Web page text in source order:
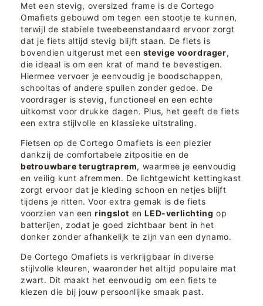
Met een stevig, oversized frame is de Cortego
Omafiets gebouwd om tegen een stootje te kunnen,
terwijl de stabiele tweebeenstandaard ervoor zorgt
dat je fiets altijd stevig blijft staan. De fiets is
bovendien uitgerust met een stevige voordrager,
die ideaal is om een krat of mand te bevestigen.
Hiermee vervoer je eenvoudig je boodschappen,
schooltas of andere spullen zonder gedoe. De
voordrager is stevig, functioneel en een echte
uitkomst voor drukke dagen. Plus, het geeft de fiets
een extra stijlvolle en klassieke uitstraling.
Fietsen op de Cortego Omafiets is een plezier
dankzij de comfortabele zitpositie en de
betrouwbare terugtraprem, waarmee je eenvoudig
en veilig kunt afremmen. De lichtgewicht kettingkast
zorgt ervoor dat je kleding schoon en netjes blijft
tijdens je ritten. Voor extra gemak is de fiets
voorzien van eenringslot enLED-verlichting op
batterijen, zodat je goed zichtbaar bent in het
donker zonder afhankelijk te zijn van een dynamo.
De Cortego Omafiets is verkrijgbaar in diverse
stijlvolle kleuren, waaronder het altijd populaire mat
zwart. Dit maakt het eenvoudig om een fiets te
kiezen die bij jouw persoonlijke smaak past.